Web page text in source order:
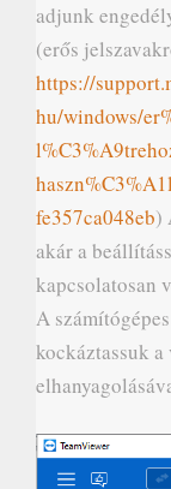
adjunk
(erős
https://
hu/windows/
fe357ca048eb)
akár a
kapcsolatosan
A
kockáztassuk